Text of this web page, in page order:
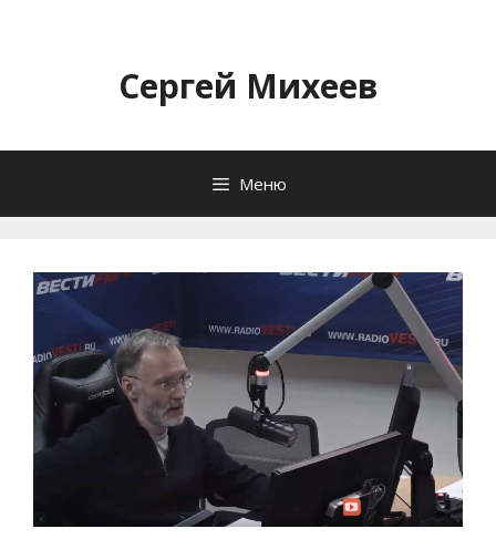
содержимомуСергей Михеев
Меню